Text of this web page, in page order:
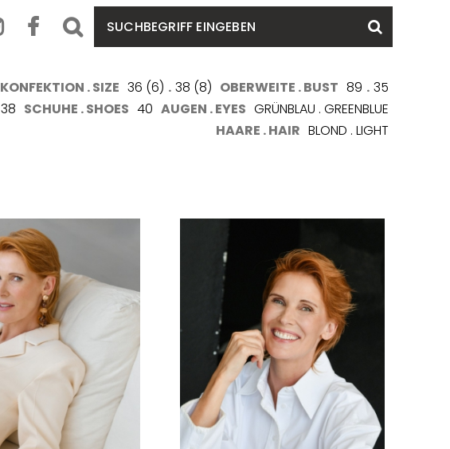
EINGEBEN
KONFEKTION . SIZE 36 (6) . 38 (8) OBERWEITE . BUST 89 . 35
38 SCHUHE . SHOES 40 AUGEN . EYES GRÜNBLAU . GREENBLUE
HAARE . HAIR BLOND . LIGHT